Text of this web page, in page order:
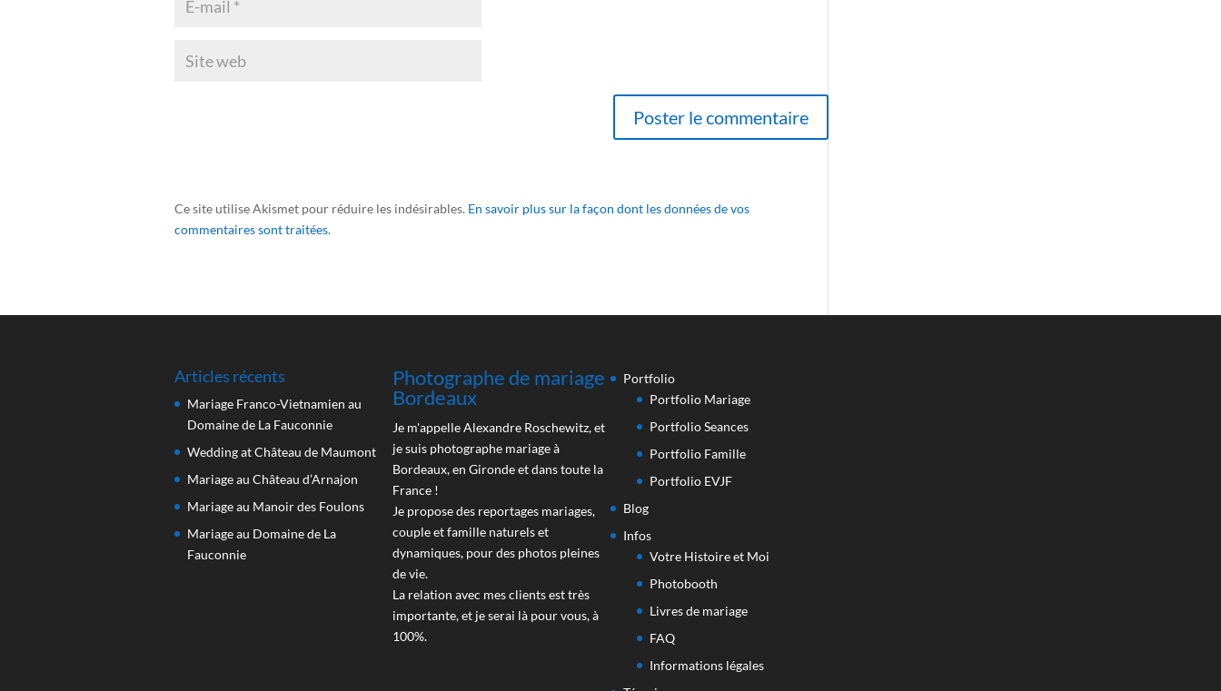
Ce site utilise Akismet pour réduire les indésirables. En savoir plus sur la façon dont les données de vos
commentaires sont traitées.
Articles récents
Mariage Franco-Vietnamien au
Domaine de La Fauconnie
Wedding at Château de Maumont
Mariage au Château d’Arnajon
Mariage au Manoir des Foulons
Mariage au Domaine de La
Fauconnie
Photographe de mariage
Bordeaux
Je m'appelle Alexandre Roschewitz, et
je suis photographe mariage à
Bordeaux, en Gironde et dans toute la
France !
Je propose des reportages mariages,
couple et famille naturels et
dynamiques, pour des photos pleines
de vie.
La relation avec mes clients est très
importante, et je serai là pour vous, à
100%.
Portfolio
Portfolio Mariage
Portfolio Seances
Portfolio Famille
Portfolio EVJF
Blog
Infos
Votre Histoire et Moi
Photobooth
Livres de mariage
FAQ
Informations légales